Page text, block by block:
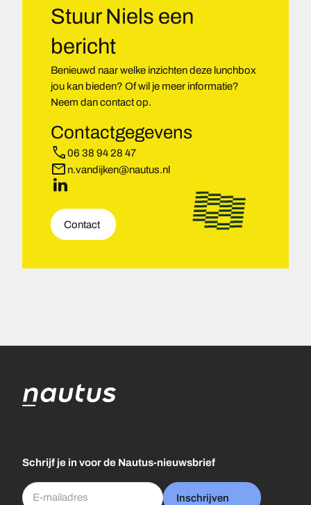
Stuur Niels een
bericht
Benieuwd naar welke inzichten deze lunchbox
jou kan bieden? Of wil je meer informatie?
Neem dan contact op.
Contactgegevens
phone06 38 94 28 47
mail n.vandijken@nautus.nl
LinkedIn
Contact
Schrijf je in voor de Nautus-nieuwsbrief
Inschrijven